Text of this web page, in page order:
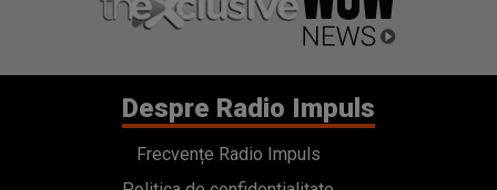
Despre Radio Impuls
Frecvențe Radio Impuls